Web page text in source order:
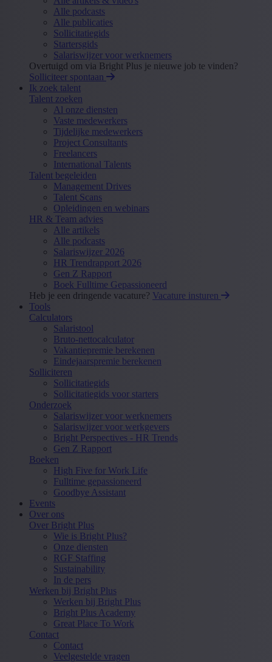
Alle podcasts
Alle publicaties
Sollicitatiegids
Startersgids
Salariswijzer voor werknemers
Overtuigd om via Bright Plus je nieuwe job te vinden?
Solliciteer spontaan
Ik zoek talent
Talent zoeken
Al onze diensten
Vaste medewerkers
Tijdelijke medewerkers
Project Consultants
Freelancers
International Talents
Talent begeleiden
Management Drives
Talent Scans
Opleidingen en webinars
HR & Team advies
Alle artikels
Alle podcasts
Salariswijzer 2026
HR Trendrapport 2026
Gen Z Rapport
Boek Fulltime Gepassioneerd
Heb je een dringende vacature? Vacature insturen
Tools
Calculators
Salaristool
Bruto-nettocalculator
Vakantiepremie berekenen
Eindejaarspremie berekenen
Solliciteren
Sollicitatiegids
Sollicitatiegids voor starters
Onderzoek
Salariswijzer voor werknemers
Salariswijzer voor werkgevers
Bright Perspectives - HR Trends
Gen Z Rapport
Boeken
High Five for Work Life
Fulltime gepassioneerd
Goodbye Assistant
Events
Over ons
Over Bright Plus
Wie is Bright Plus?
Onze diensten
RGF Staffing
Sustainability
In de pers
Werken bij Bright Plus
Werken bij Bright Plus
Bright Plus Academy
Great Place To Work
Contact
Contact
Veelgestelde vragen